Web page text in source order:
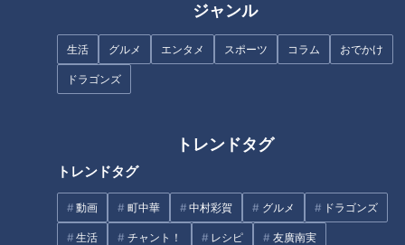
ジャンル
生活 グルメ エンタメ スポーツ コラム おでかけ
ドラゴンズ
トレンドタグ
トレンドタグ
動画 町中華 中村彩賀 グルメ ドラゴンズ
生活 チャント！ レシピ 友廣南実
アライバの2人が新・竜の二遊
タグ